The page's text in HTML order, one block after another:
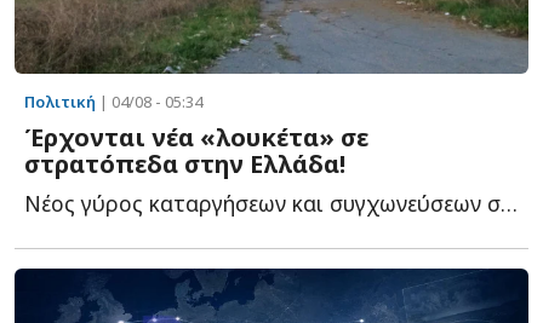
Πολιτική | 04/08 - 05:34
Έρχονται νέα «λουκέτα» σε
στρατόπεδα στην Ελλάδα!
Νέος γύρος καταργήσεων και συγχωνεύσεων στις Ένοπλες Δ...